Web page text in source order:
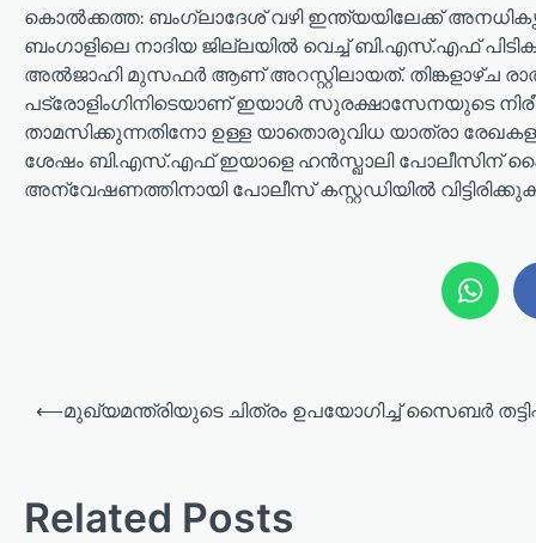
കൊല്‍ക്കത്ത: ബംഗ്ലാദേശ് വഴി ഇന്ത്യയിലേക്ക്
ബംഗാളിലെ നാദിയ ജില്ലയില്‍ വെച്ച് ബി.എസ്.എഫ്
അല്‍ജാഹി മുസഫര്‍ ആണ് അറസ്റ്റിലായത്. തിങ്കളാഴ്ച
പട്രോളിംഗിനിടെയാണ് ഇയാള്‍ സുരക്ഷാസേനയുടെ
താമസിക്കുന്നതിനോ ഉള്ള യാതൊരുവിധ യാത്രാ
ശേഷം ബി.എസ്.എഫ് ഇയാളെ ഹന്‍സ്ഖാലി പോലീസിന്
അന്വേഷണത്തിനായി പോലീസ് കസ്റ്റഡിയില്‍
t
⟵മുഖ്യമന്ത്രിയുടെ ചിത്രം ഉപയോഗിച്ച് സൈബർ
Related Posts